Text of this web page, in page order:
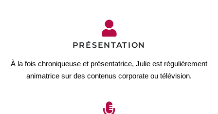
PRÉSENTATION
À la fois chroniqueuse et présentatrice, Julie est régulièrement
animatrice sur des contenus corporate ou télévision.